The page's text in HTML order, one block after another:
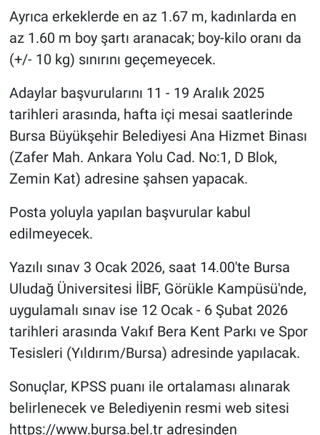
Ayrıca erkeklerde en az 1.67 m, kadınlarda en
az 1.60 m boy şartı aranacak; boy-kilo oranı da
(+/- 10 kg) sınırını geçemeyecek.
Adaylar başvurularını 11 - 19 Aralık 2025
tarihleri arasında, hafta içi mesai saatlerinde
Bursa Büyükşehir Belediyesi Ana Hizmet Binası
(Zafer Mah. Ankara Yolu Cad. No:1, D Blok,
Zemin Kat) adresine şahsen yapacak.
Posta yoluyla yapılan başvurular kabul
edilmeyecek.
Yazılı sınav 3 Ocak 2026, saat 14.00'te Bursa
Uludağ Üniversitesi İİBF, Görükle Kampüsü'nde,
uygulamalı sınav ise 12 Ocak - 6 Şubat 2026
tarihleri arasında Vakıf Bera Kent Parkı ve Spor
Tesisleri (Yıldırım/Bursa) adresinde yapılacak.
Sonuçlar, KPSS puanı ile ortalaması alınarak
belirlenecek ve Belediyenin resmi web sitesi
https://www.bursa.bel.tr adresinden